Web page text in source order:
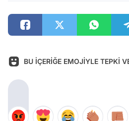
BU İÇERİĞE EMOJİYLE TEPKİ